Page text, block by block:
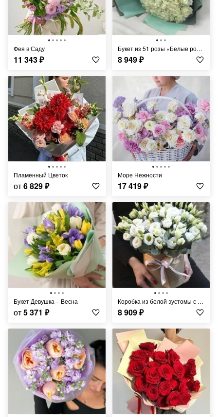
Фея в Саду
11 343₽
Букет из 51 розы «Белые розы Аваланч в дизайнерской упаковке»
8 949₽
Пламенный Цветок
от6 829₽
Море Нежности
17 419₽
Букет Девушка – Весна
от5 371 ₽
Коробка из белой эустомы с эвкалиптом "Мадмуазель"
8 909₽